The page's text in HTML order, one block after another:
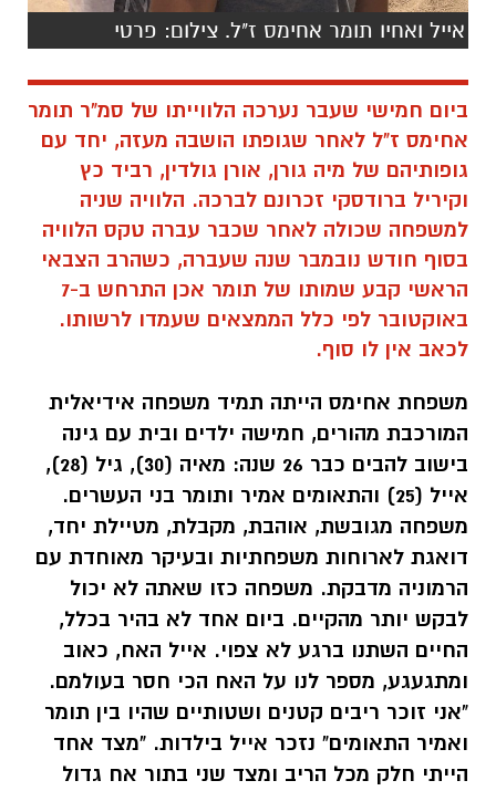
אייל ואחיו תומר אחימס ז"ל. צילום: פרטי
ביום חמישי שעבר נערכה הלווייתו של סמ"ר תומר
אחימס ז"ל לאחר שגופתו הושבה מעזה, יחד עם
גופותיהם של מיה גורן, אורן גולדין, רביד כץ
וקיריל ברודסקי זכרונם לברכה. הלוויה שניה
למשפחה שכולה לאחר שכבר עברה טקס הלוויה
בסוף חודש נובמבר שנה שעברה, כשהרב הצבאי
הראשי קבע שמותו של תומר אכן התרחש ב-7
באוקטובר לפי כלל הממצאים שעמדו לרשותו.
לכאב אין לו סוף.
משפחת אחימס הייתה תמיד משפחה אידיאלית
המורכבת מהורים, חמישה ילדים ובית עם גינה
בישוב להבים כבר 26 שנה: מאיה (30), גיל (28),
אייל (25) והתאומים אמיר ותומר בני העשרים.
משפחה מגובשת, אוהבת, מקבלת, מטיילת יחד,
דואגת לארוחות משפחתיות ובעיקר מאוחדת עם
הרמוניה מדבקת. משפחה כזו שאתה לא יכול
לבקש יותר מהקיים. ביום אחד לא בהיר בכלל,
החיים השתנו ברגע לא צפוי. אייל האח, כאוב
ומתגעגע, מספר לנו על האח הכי חסר בעולמם.
"אני זוכר ריבים קטנים ושטותיים שהיו בין תומר
ואמיר התאומים" נזכר אייל בילדות. "מצד אחד
הייתי חלק מכל הריב ומצד שני בתור אח גדול